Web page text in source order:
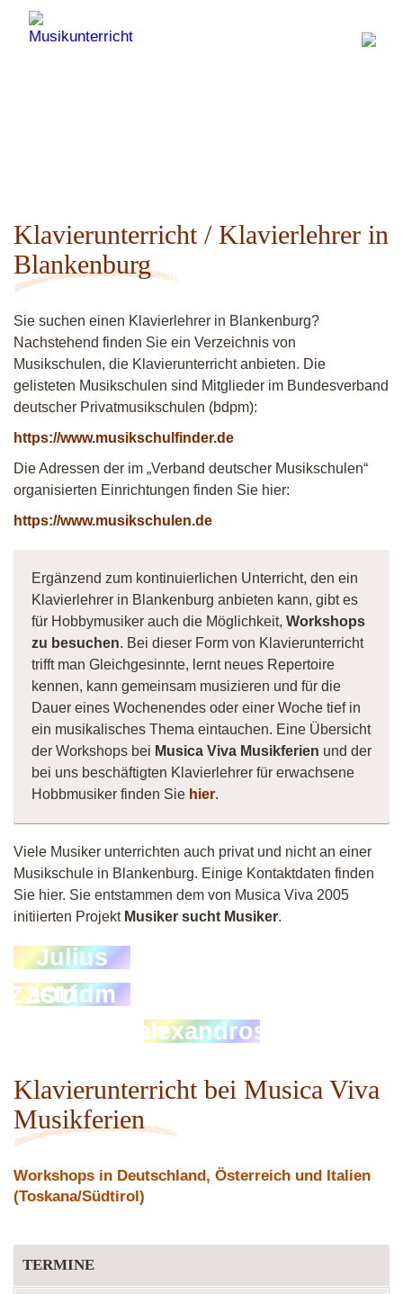
Klavierunterricht / Klavierlehrer in
Blankenburg
Sie suchen einen Klavierlehrer in Blankenburg?
Nachstehend finden Sie ein Verzeichnis von
Musikschulen, die Klavierunterricht anbieten. Die
gelisteten Musikschulen sind Mitglieder im Bundesverband
deutscher Privatmusikschulen (bdpm):
https://www.musikschulfinder.de
Die Adressen der im „Verband deutscher Musikschulen“
organisierten Einrichtungen finden Sie hier:
https://www.musikschulen.de
Ergänzend zum kontinuierlichen Unterricht, den ein
Klavierlehrer in Blankenburg anbieten kann, gibt es
für Hobbymusiker auch die Möglichkeit, Workshops
zu besuchen. Bei dieser Form von Klavierunterricht
trifft man Gleichgesinnte, lernt neues Repertoire
kennen, kann gemeinsam musizieren und für die
Dauer eines Wochenendes oder einer Woche tief in
ein musikalisches Thema eintauchen. Eine Übersicht
der Workshops bei Musica Viva Musikferien und der
bei uns beschäftigten Klavierlehrer für erwachsene
Hobbmusiker finden Sie hier.
Viele Musiker unterrichten auch privat und nicht an einer
Musikschule in Blankenburg. Einige Kontaktdaten finden
Sie hier. Sie entstammen dem von Musica Viva 2005
initiierten Projekt Musiker sucht Musiker.
Julius
astridm
alexandros
Klavierunterricht bei Musica Viva
Musikferien
Workshops in Deutschland, Österreich und Italien
(Toskana/Südtirol)
TERMINE